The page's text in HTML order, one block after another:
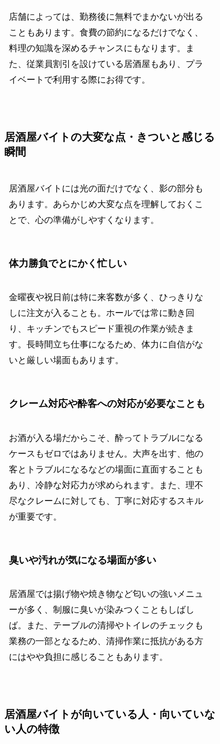
店舗によっては、勤務後に無料でまかないが出る
こともあります。食費の節約になるだけでなく、
料理の知識を深めるチャンスにもなります。ま
た、従業員割引を設けている居酒屋もあり、プラ
イベートで利用する際にお得です。
居酒屋バイトの大変な点・きついと感じる
瞬間
居酒屋バイトには光の面だけでなく、影の部分も
あります。あらかじめ大変な点を理解しておくこ
とで、心の準備がしやすくなります。
体力勝負でとにかく忙しい
金曜夜や祝日前は特に来客数が多く、ひっきりな
しに注文が入ることも。ホールでは常に動き回
り、キッチンでもスピード重視の作業が続きま
す。長時間立ち仕事になるため、体力に自信がな
いと厳しい場面もあります。
クレーム対応や酔客への対応が必要なことも
お酒が入る場だからこそ、酔ってトラブルになる
ケースもゼロではありません。大声を出す、他の
客とトラブルになるなどの場面に直面することも
あり、冷静な対応力が求められます。また、理不
尽なクレームに対しても、丁寧に対応するスキル
が重要です。
臭いや汚れが気になる場面が多い
居酒屋では揚げ物や焼き物など匂いの強いメニュ
ーが多く、制服に臭いが染みつくこともしばし
ば。また、テーブルの清掃やトイレのチェックも
業務の一部となるため、清掃作業に抵抗がある方
にはやや負担に感じることもあります。
居酒屋バイトが向いている人・向いていな
い人の特徴